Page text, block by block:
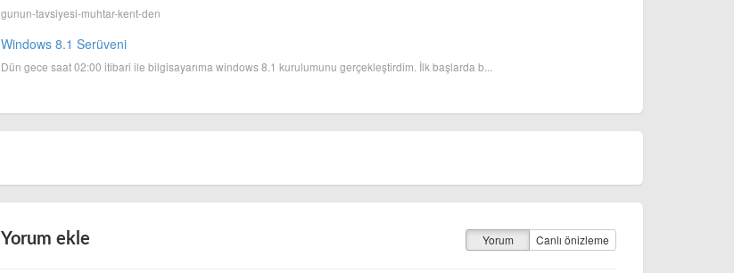
gunun-tavsiyesi-muhtar-kent-den
Windows 8.1 Serüveni
Dün gece saat 02:00 itibari ile bilgisayarıma windows 8.1 kurulumunu gerçekleştirdim. İlk başlarda b...
Yorum ekle Yorum Canlı önizleme